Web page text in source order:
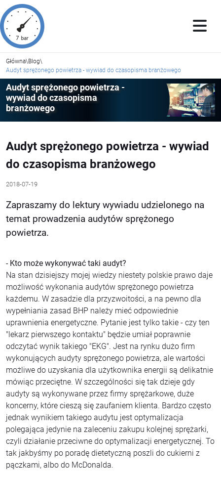
Główna\Blog\
Audyt sprężonego powietrza - wywiad do czasopisma branżowego
Audyt sprężonego powietrza -
wywiad do czasopisma
branżowego
Audyt sprężonego powietrza - wywiad
do czasopisma branżowego
2018-07-19
Zapraszamy do lektury wywiadu udzielonego na
temat prowadzenia audytów sprężonego
powietrza.
- Kto może wykonywać taki audyt?
Na stan dzisiejszy mojej wiedzy niestety polskie prawo daje
możliwość wykonania audytów sprężonego powietrza
każdemu. W zasadzie dla przyzwoitości, a na pewno dla
wypełniania zasad BHP należy mieć odpowiednie
uprawnienia energetyczne. Pytanie jest tylko takie - czy ten
"lekarz pierwszego kontaktu" będzie umiał poprawnie
odczytać wynik takiego "EKG". Jest na rynku dużo firm
wykonujących audyty sprężonego powietrza, ale wartości
możliwe do uzyskania dla użytkownika energii są delikatnie
mówiąc przeciętne. W szczególności się tak dzieje gdy
audyty są wykonywane przez firmy sprężarkowe, duże
koncerny, które cieszą się zaufaniem klienta. Bardzo często
jednak wynikiem takiego audytu jest optymalizacja
polegająca jedynie na zaleceniu zakupu kolejnej sprężarki,
czyli działanie przeciwne do optymalizacji energetycznej. To
tak jakbyśmy po poradę dietetyczną poszli do cukierni z
pączkami, albo do McDonalda.